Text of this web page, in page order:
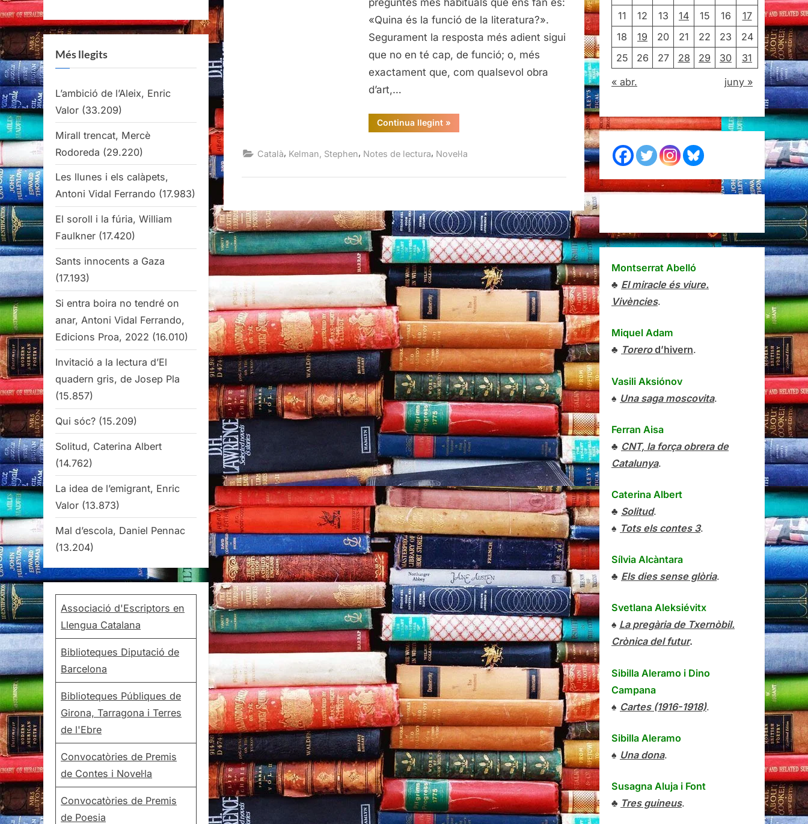
«Quina és la funció de la literatura?».
Segurament la resposta més adient sigui
que no en té cap, de funció; o, més
exactament que, com qualsevol obra
d’art,…
Continua llegint“Els
consells
Stephen
»
Català, Kelman, Stephen, Notes de lectura, Novel·la
Més llegits
L’ambició de l’Aleix, Enric
Valor (33.209)
Mirall trencat, Mercè
Rodoreda (29.220)
Les llunes i els calàpets,
Antoni Vidal Ferrando (17.983)
El soroll i la fúria, William
Faulkner (17.420)
Sants innocents a Gaza
(17.193)
Si entra boira no tendré on
anar, Antoni Vidal Ferrando,
Edicions Proa, 2022 (16.010)
Invitació a la lectura d’El
quadern gris, de Josep Pla
(15.857)
Qui sóc? (15.209)
Solitud, Caterina Albert
(14.762)
La idea de l’emigrant, Enric
Valor (13.873)
Mal d’escola, Daniel Pennac
(13.204)
Associació d'Escriptors en
Llengua Catalana
Biblioteques Diputació de
Barcelona
Biblioteques Públiques de
Girona, Tarragona i Terres
de l'Ebre
Convocatòries de Premis
de Contes i Novel·la
Convocatòries de Premis
de Poesia
11
12 13 14 15 16
17
18
19 20 21 22 23
24
25
26 27 28 29 30 31
« abr. juny »
Montserrat Abelló
♣ El miracle és viure.
Vivències.
Miquel Adam
♣ Torerod’hivern.
Vasili Aksiónov
♠ Una saga moscovita.
Ferran Aisa
♣ CNT, la força obrera de
Catalunya.
Caterina Albert
♣ Solitud.
♠ Tots els contes 3.
Sílvia Alcàntara
♣ Els dies sense glòria.
Svetlana Aleksiévitx
♠ La pregària de Txernòbil.
Crònica del futur.
Sibilla Aleramo i Dino
Campana
♠ Cartes (1916-1918).
Sibilla Aleramo
♠ Una dona.
Susagna Aluja i Font
♣ Tres guineus.